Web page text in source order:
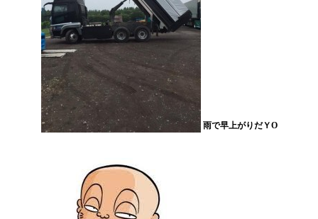
雨で早上がりだＹO